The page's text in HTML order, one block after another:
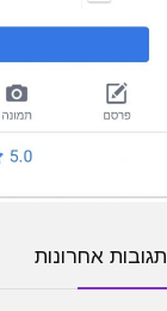
תגובות אחרונות